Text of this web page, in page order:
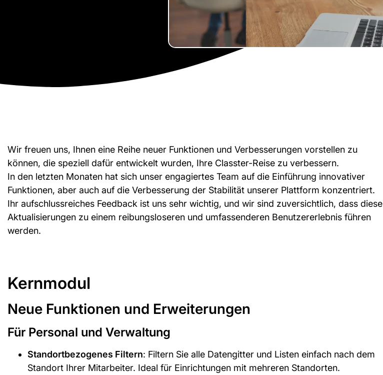
Wir freuen uns, Ihnen eine Reihe neuer Funktionen und Verbesserungen vorstellen zu
können, die speziell dafür entwickelt wurden, Ihre Classter-Reise zu verbessern.
In den letzten Monaten hat sich unser engagiertes Team auf die Einführung innovativer
Funktionen, aber auch auf die Verbesserung der Stabilität unserer Plattform konzentriert.
Ihr aufschlussreiches Feedback ist uns sehr wichtig, und wir sind zuversichtlich, dass diese
Aktualisierungen zu einem reibungsloseren und umfassenderen Benutzererlebnis führen
werden.
Kernmodul
Neue Funktionen und Erweiterungen
Für Personal und Verwaltung
Standortbezogenes Filtern: Filtern Sie alle Datengitter und Listen einfach nach dem
Standort Ihrer Mitarbeiter. Ideal für Einrichtungen mit mehreren Standorten.